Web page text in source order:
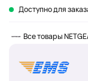
Доступно для
Все товары